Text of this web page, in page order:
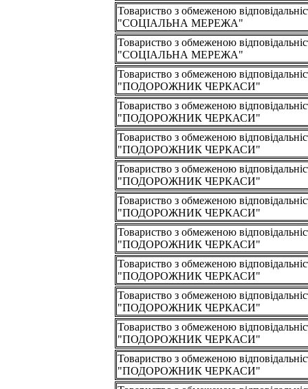
Товариство з обмеженою
"СОЦІАЛЬНА МЕРЕЖА"
Товариство з обмеженою
"СОЦІАЛЬНА МЕРЕЖА"
Товариство з обмеженою
"ПОДОРОЖНИК ЧЕРКАСИ"
Товариство з обмеженою
"ПОДОРОЖНИК ЧЕРКАСИ"
Товариство з обмеженою
"ПОДОРОЖНИК ЧЕРКАСИ"
Товариство з обмеженою
"ПОДОРОЖНИК ЧЕРКАСИ"
Товариство з обмеженою
"ПОДОРОЖНИК ЧЕРКАСИ"
Товариство з обмеженою
"ПОДОРОЖНИК ЧЕРКАСИ"
Товариство з обмеженою
"ПОДОРОЖНИК ЧЕРКАСИ"
Товариство з обмеженою
"ПОДОРОЖНИК ЧЕРКАСИ"
Товариство з обмеженою
"ПОДОРОЖНИК ЧЕРКАСИ"
Товариство з обмеженою
"ПОДОРОЖНИК ЧЕРКАСИ"